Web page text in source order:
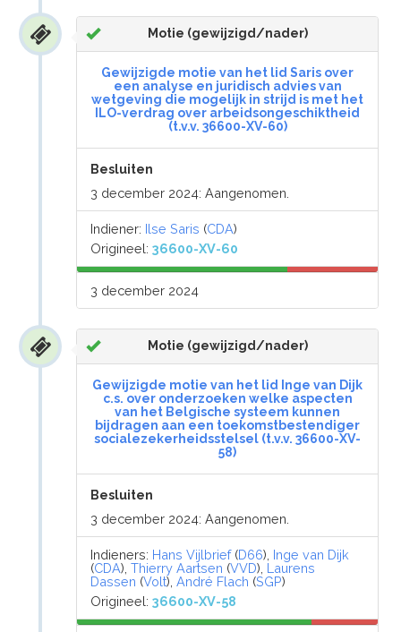
Motie (gewijzigd/nader)
Gewijzigde motie van het lid Saris over
een analyse en juridisch advies van
wetgeving die mogelijk in strijd is met het
ILO-verdrag over arbeidsongeschiktheid
(t.v.v. 36600-XV-60)
Besluiten
3 december 2024: Aangenomen.
Indiener: Ilse Saris (CDA)
Origineel:36600-XV-60
3 december 2024
Motie (gewijzigd/nader)
Gewijzigde motie van het lid Inge van Dijk
c.s. over onderzoeken welke aspecten
van het Belgische systeem kunnen
bijdragen aan een toekomstbestendiger
socialezekerheidsstelsel (t.v.v. 36600-XV-
58)
Besluiten
3 december 2024: Aangenomen.
Indieners: Hans Vijlbrief(D66), Inge van Dijk
(CDA),Thierry Aartsen (VVD), Laurens
Dassen (Volt),André Flach (SGP)
Origineel:36600-XV-58